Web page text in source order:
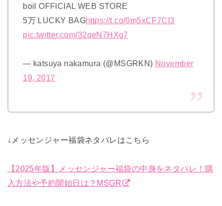
boil OFFICIAL WEB STORE
5万 LUCKY BAGhttps://t.co/0m5xCF7CI3
pic.twitter.com/32qeN7HXg7
— katsuya nakamura (@MSGRKN) November
19, 2017
↓メッセンジャー福袋ネタバレはこちら
【2025年版】メッセンジャー福袋の中身をネタバレ！購
入方法や予約開始日は？MSGR